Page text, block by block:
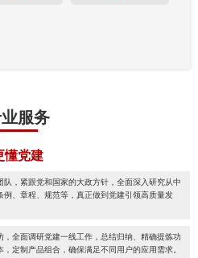
服务
懂党建
队，紧跟党和国家的大政方针，全面深入研究从中
例、章程、规范等，真正做到党建引领高质量发
，全面调研党建一线工作，总结归纳、精确提炼功
定制产品组合，确保满足不同用户的应用需求。